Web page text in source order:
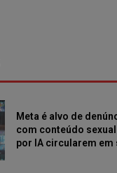
Meta é alvo de
com conteúdo
por IA circularem